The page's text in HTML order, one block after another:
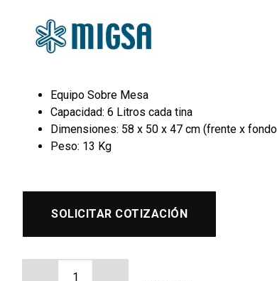
Equipo Sobre Mesa
Capacidad: 6 Litros cada tina
Dimensiones: 58 x 50 x 47 cm (frente x
Peso: 13 Kg
SOLICITAR COTIZACIÓN
Freidora a Gas Sobre Mesa 12 Litros